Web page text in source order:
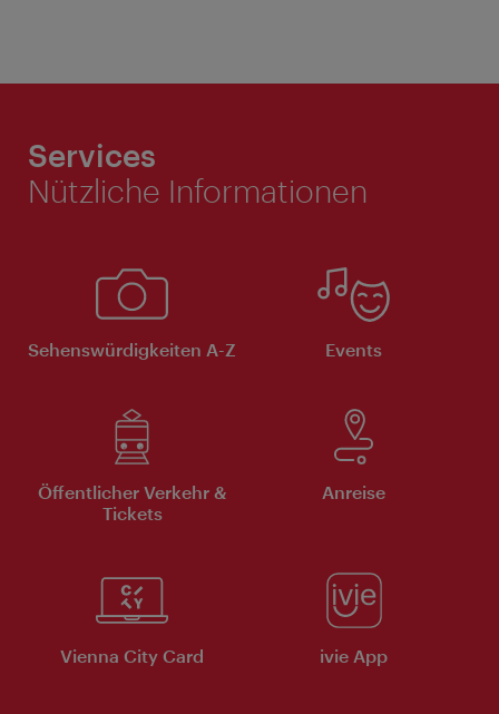
Services
Nützliche Informationen
Sehenswürdigkeiten A-Z Events
Öffentlicher Verkehr &
Tickets
Anreise
Vienna City Card ivie App